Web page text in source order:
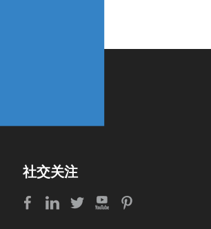
社交关注